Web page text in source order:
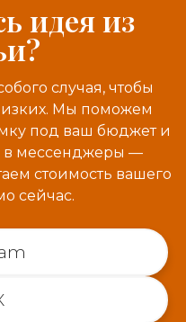
идея из
случая, чтобы
Мы поможем
под ваш бюджет и
в мессенджеры —
стоимость вашего
сейчас.